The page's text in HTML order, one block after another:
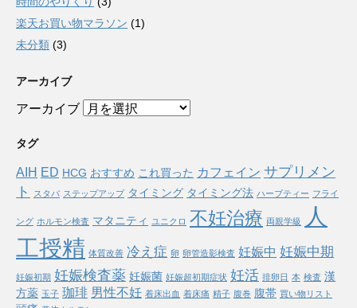
楽天お買い物マラソン (1)
未分類 (3)
アーカイブ
アーカイブ
タグ
AIH ED HCG おすすめ これ買った カフェイン サプリメン
ト
スタバ ステップアップ タイミング タイミング法 ハーブティー フライ
ング ホルモン検査 マタニティ ユニクロ 不妊治療 両親学級
人
工授精 体質改善 冷え症 卵 卵管造影検査 妊娠中 妊娠中期
妊娠初期 妊娠検査薬 妊娠菌 妊娠超初期症状 妊活 排卵日 本 検査 漢
方薬 玉子 珈琲 男性不妊 着床出血 着床痛 精子 腹巻 腹帯 買い物リスト